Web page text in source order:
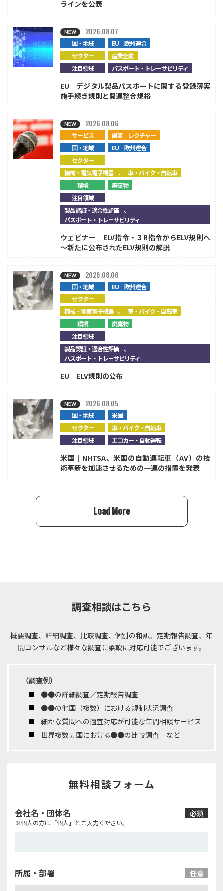
ラインを公表
国・地域
EU｜欧州連合
セクター
産業全般
注目領域
パスポート・トレーサビリティ
2026.08.07
EU｜デジタル製品パスポートに関する登録簿実
施手続き規則と関連整合規格
サービス
講演｜レクチャー
国・地域
EU｜欧州連合
セクター
機械・電気電子機器 、車・バイク・自転車
環境
廃棄物
注目領域
製品認証・適合性評価 、
パスポート・トレーサビリティ
2026.08.06
ウェビナー｜ELV指令・３R指令からELV規則へ
～新たに公布されたELV規則の解説
国・地域
EU｜欧州連合
セクター
機械・電気電子機器 、車・バイク・自転車
環境
廃棄物
注目領域
製品認証・適合性評価 、
パスポート・トレーサビリティ
2026.08.06
EU｜ELV規則の公布
国・地域
米国
セクター
車・バイク・自転車
注目領域
エコカー・自動運転
2026.08.05
米国｜NHTSA、米国の自動運転車（AV）の技
術革新を加速させるための一連の措置を発表
Load More
調査相談はこちら
概要調査、詳細調査、比較調査、個別の和訳、定期報告調査、年
間コンサルなど様々な調査に柔軟に対応可能でございます。
（調査例）
●●の詳細調査／定期報告調査
●●の他国（複数）における規制状況調査
細かな質問への適宜対応が可能な年間相談サービス
世界複数ヵ国における●●の比較調査 など
無料相談フォーム
会社名・団体名 必須
※個人の方は「個人」とご入力ください。
所属・部署 任意